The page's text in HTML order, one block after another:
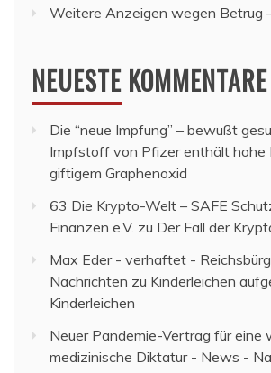
Weitere Anzeigen wegen Betrug
NEUESTE KOMMENTARE
Die “neue Impfung” – bewußt
Impfstoff von Pfizer enthält hohe
giftigem Graphenoxid
63 Die Krypto-Welt – SAFE
Finanzen e.V. zu Der Fall der
Max Eder - verhaftet -
Nachrichten zu Kinderleichen
Kinderleichen
Neuer Pandemie-Vertrag für eine
medizinische Diktatur - News -